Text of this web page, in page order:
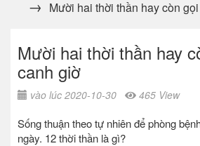
Mười hai thời thần hay còn
Mười hai thời thần hay
canh giờ
vào lúc 2020-10-30 465 View
Sống thuận theo tự nhiên để phòng
ngày. 12 thời thần là gì?